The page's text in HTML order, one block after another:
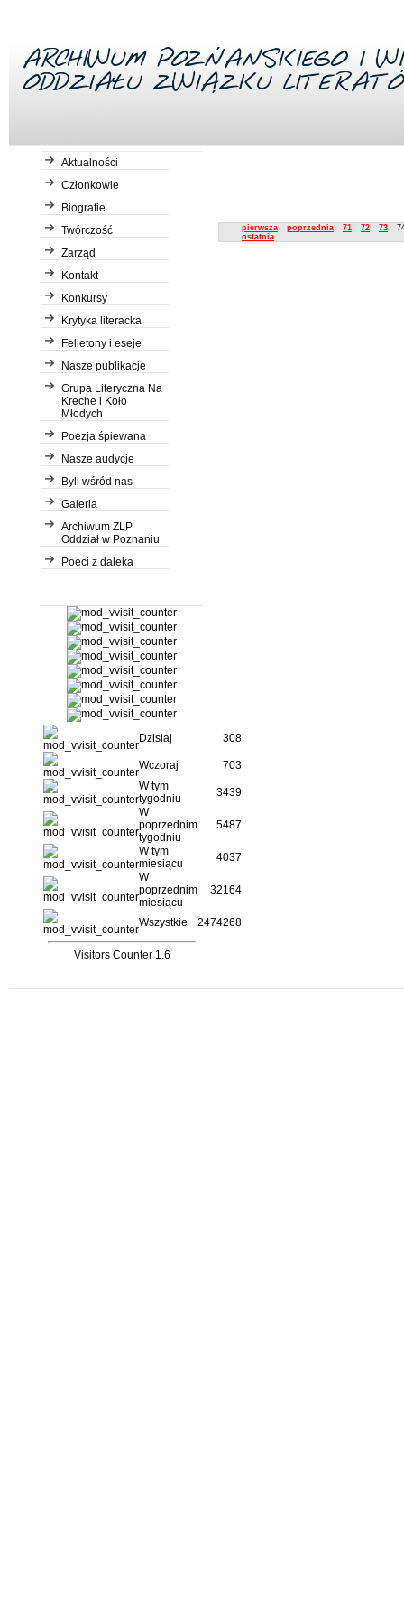
Aktualności
Członkowie
Biografie
Twórczość
Zarząd
Kontakt
Konkursy
Krytyka literacka
Felietony i eseje
Nasze publikacje
Grupa Literyczna Na
Kreche i Koło
Młodych
Poezja śpiewana
Nasze audycje
Byli wśród nas
Galeria
Archiwum ZLP
Oddział w Poznaniu
Poeci z daleka
Dzisiaj 308
Wczoraj
703
W tym
tygodniu
3439
W
poprzednim
tygodniu
5487
W tym
miesiącu
4037
W
poprzednim
miesiącu
32164
Wszystkie 2474268
Visitors Counter 1.6
pierwsza poprzednia 71 72 73
ostatnia
Description